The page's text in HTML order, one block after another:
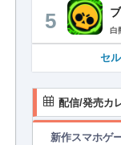
5
セ
配信/発売カ
新作スマホゲ